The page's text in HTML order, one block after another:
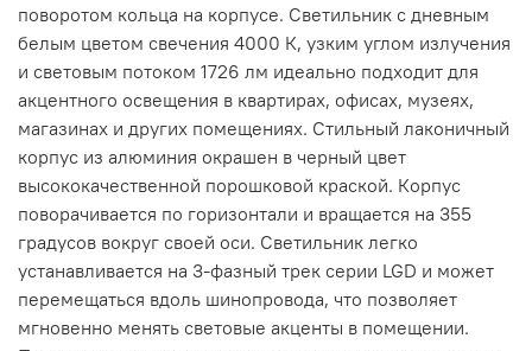
поворотом кольца на корпусе. Светильник с дневным
белым цветом свечения 4000 К, узким углом излучения
и световым потоком 1726 лм идеально подходит для
акцентного освещения в квартирах, офисах, музеях,
магазинах и других помещениях. Стильный лаконичный
корпус из алюминия окрашен в черный цвет
высококачественной порошковой краской. Корпус
поворачивается по горизонтали и вращается на 355
градусов вокруг своей оси. Светильник легко
устанавливается на 3-фазный трек серии LGD и может
перемещаться вдоль шинопровода, что позволяет
мгновенно менять световые акценты в помещении.